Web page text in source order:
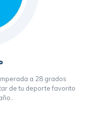
a 28 grados
de tu deporte favorito